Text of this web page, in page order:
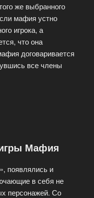
же выбранного
мафия устно
игрока, а
что она
договаривается
все члены
Мафия
появлялись и
в себя не
персонажей. Со